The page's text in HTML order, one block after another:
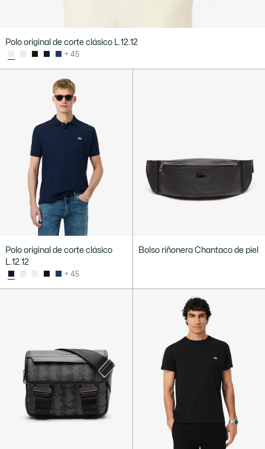
Polo original de corte clásico L.12.12
+ 45
Polo original de corte clásico
L.12.12
+ 45
Bolso riñonera Chantaco de piel